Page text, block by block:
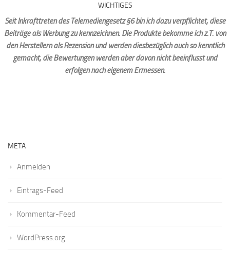
WICHTIGES
Seit Inkrafttreten des Telemediengesetz §6 bin ich dazu verpflichtet, diese
Beiträge als Werbung zu kennzeichnen. Die Produkte bekomme ich z.T. von
den Herstellern als Rezension und werden diesbezüglich auch so kenntlich
gemacht, die Bewertungen werden aber davon nicht beeinflusst und
erfolgen nach eigenem Ermessen.
META
Anmelden
Eintrags-Feed
Kommentar-Feed
WordPress.org